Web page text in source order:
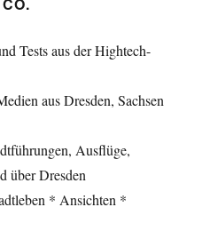
Tests aus der Hightech-
aus Dresden, Sachsen
Ausflüge,
über Dresden
* Ansichten *